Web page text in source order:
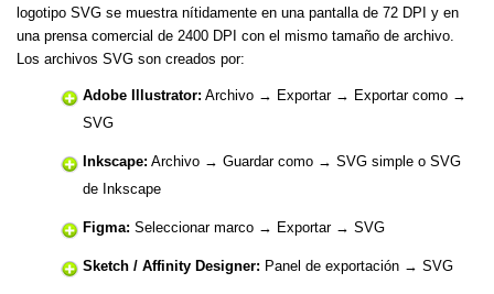
logotipo SVG se muestra nítidamente en una pantalla de 72 DPI y en
una prensa comercial de 2400 DPI con el mismo tamaño de archivo.
Los archivos SVG son creados por:
Adobe Illustrator: Archivo → Exportar → Exportar como →
SVG
Inkscape: Archivo → Guardar como → SVG simple o SVG
de Inkscape
Figma: Seleccionar marco → Exportar → SVG
Sketch / Affinity Designer: Panel de exportación → SVG